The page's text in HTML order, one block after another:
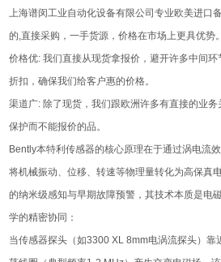
上海谱闵工业自动化设备有限公司专业欧美进口
的,直接采购，一手货源，价格在市场上更具优势。
价格优: 我们直接从现货拿报价，避开许多中间
折扣，确保我们给客户惠的价格。
渠道广: 除了现货，我们跟欧洲许多有直接的业
保护而不能报价的品。
Bently本特利传感器的核心原理在于通过涡电流
将机械振动、位移、转速等物理量转化为高保真
的纳米级感知与早期故障预警，其技术本质是电
学的精密协同：
当传感器探头（如3300 XL 8mm电涡流探头）靠